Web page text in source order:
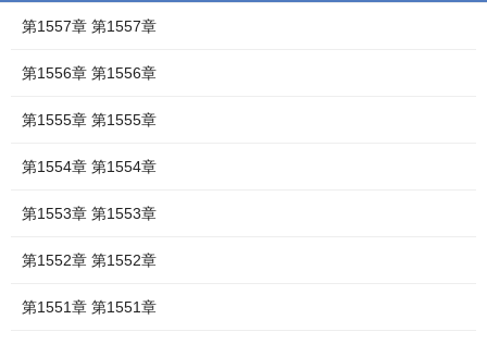
第1557章 第1557章
第1556章 第1556章
第1555章 第1555章
第1554章 第1554章
第1553章 第1553章
第1552章 第1552章
第1551章 第1551章